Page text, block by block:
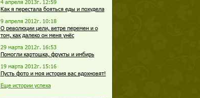
4 апреля 2013г. 12:59
Как я перестала бояться еды и похудела
9 апреля 2012г. 10:18
О революции цели, ветре перемен и о
том, как далеко он меня унёс
29 марта 2012г. 16:53
Помогли картошка, фрукты и имбирь
19 марта 2012г. 15:16
Пусть фото и моя история вас вдохновят!
Еще истории успеха